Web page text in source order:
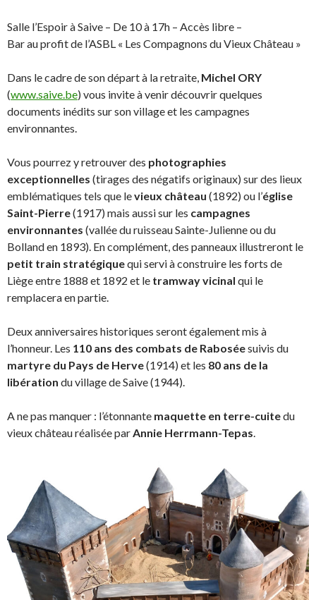
Salle l’Espoir à Saive – De 10 à 17h – Accès libre –
Bar au profit de l’ASBL « Les Compagnons du Vieux Château »
Dans le cadre de son départ à la retraite, Michel ORY
(www.saive.be) vous invite à venir découvrir quelques
documents inédits sur son village et les campagnes
environnantes.
Vous pourrez y retrouver des photographies
exceptionnelles (tirages des négatifs originaux) sur des lieux
emblématiques tels que levieux château (1892) ou l’église
Saint-Pierre(1917) mais aussi sur les campagnes
environnantes (vallée du ruisseau Sainte-Julienne ou du
Bolland en 1893). En complément, des panneaux illustreront le
petit train stratégiquequi servi à construire les forts de
Liège entre 1888 et 1892 et le tramway vicinal qui le
remplacera en partie.
Deux anniversaires historiques seront également mis à
l’honneur. Les 110 ans des combats de Raboséesuivis du
martyre du Pays de Herve(1914) et les 80 ans de la
libération du village de Saive (1944).
A ne pas manquer : l’étonnante maquette en terre-cuitedu
vieux château réalisée parAnnie Herrmann-Tepas.